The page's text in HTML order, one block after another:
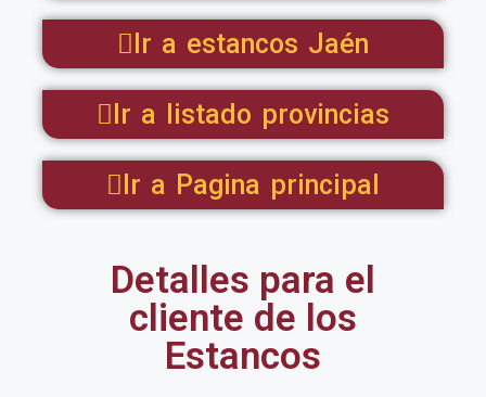
Ir a estancos Jaén
Ir a listado provincias
Ir a Pagina principal
Detalles para el
cliente de los
Estancos